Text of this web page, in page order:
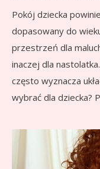
Pokój dziecka
dopasowany do
przestrzeń dla
inaczej dla
często wyznacza
wybrać dla dziecka?